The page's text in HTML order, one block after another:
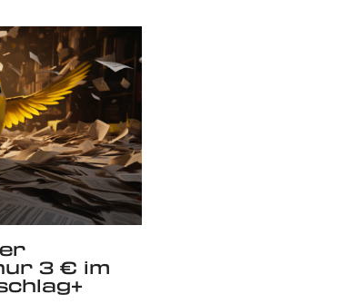
3 € im